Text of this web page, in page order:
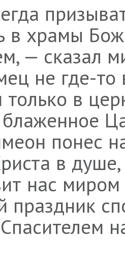
в храмы
— сказал
не где-то
в
понес
в
нас
праздник